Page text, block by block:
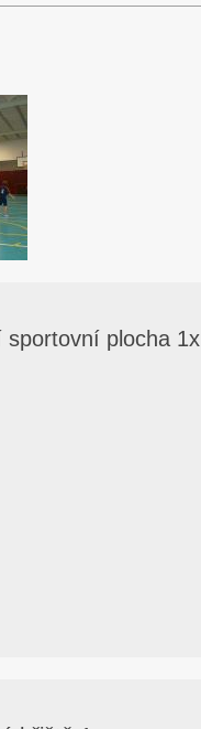
sportovní plocha 1x